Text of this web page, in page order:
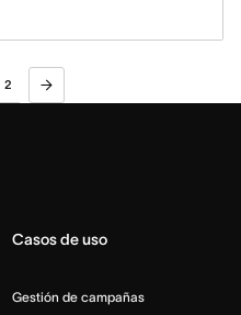
2
Casos de uso
Gestión de campañas